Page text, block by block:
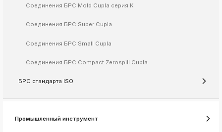
k
k
ksldkfjsdlfkjsls;ldfkgjsdl;kfkфыва
ksldkfjsdlfkjsls;ldfkgjsdl;kfkфыва
ksldkfjsdlfkjsls;ldfkgjsdl;kfkфыва
Соединения БРС Mold Cupla серия К
Соединения БРС Super Cupla
Соединения БРС Small Cupla
Соединения БРС Compact Zerospill Cupla
БРС стандарта ISO
Промышленный инструмент